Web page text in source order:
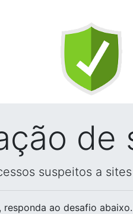
de
suspeitos a
, responda ao desafio abaixo.